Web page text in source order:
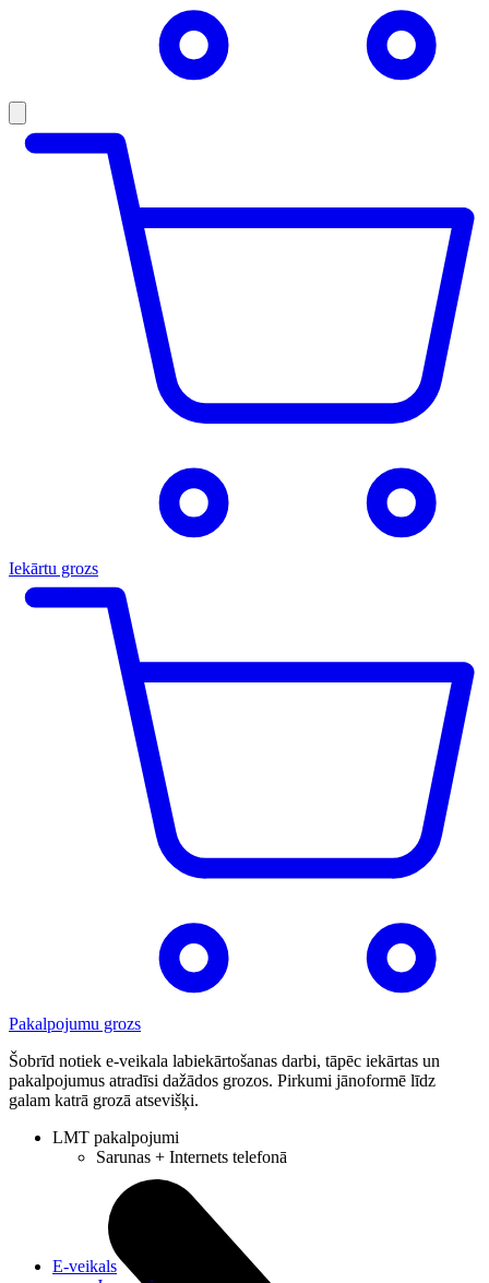
Iekārtu grozs
Pakalpojumu grozs
Šobrīd notiek e-veikala labiekārtošanas darbi, tāpēc iekārtas un
pakalpojumus atradīsi dažādos grozos. Pirkumi jānoformē līdz
galam katrā grozā atsevišķi.
LMT pakalpojumi
Sarunas + Internets telefonā
E-veikals